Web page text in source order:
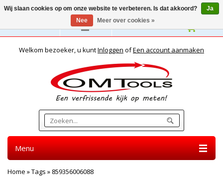
Nederlands
Welkom bezoeker, u kuntInloggen ofEen account aanmaken
Menu
Home »Tags » 859356006088
Wij slaan cookies op om onze website te verbeteren. Is dat akkoord?
Ja
Nee
Meer over cookies »